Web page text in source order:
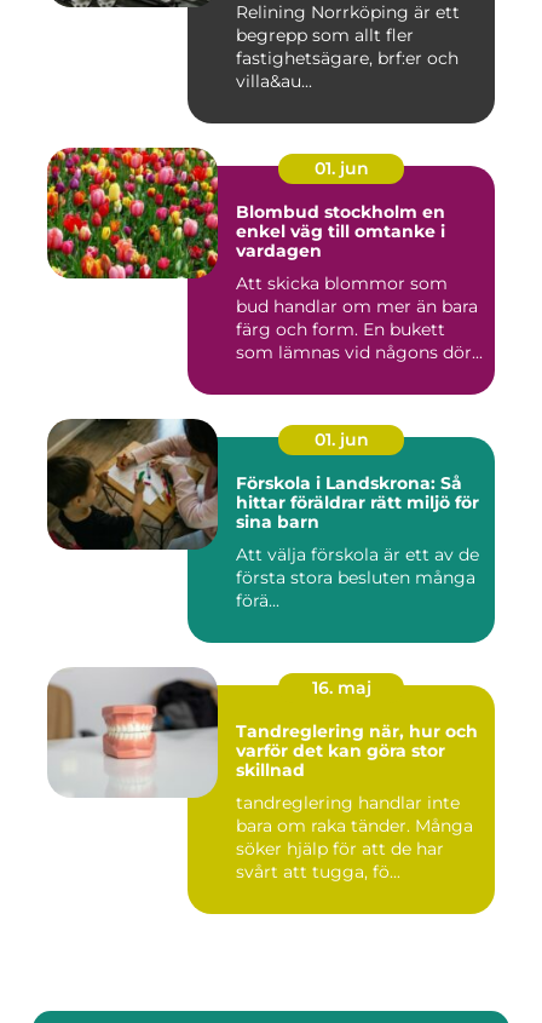
Relining Norrköping är ett
begrepp som allt fler
fastighetsägare, brf:er och
villa&au...
01. jun
Blombud stockholm en
enkel väg till omtanke i
vardagen
Att skicka blommor som
bud handlar om mer än bara
färg och form. En bukett
som lämnas vid någons dör...
01. jun
Förskola i Landskrona: Så
hittar föräldrar rätt miljö för
sina barn
Att välja förskola är ett av de
första stora besluten många
förä...
16. maj
Tandreglering när, hur och
varför det kan göra stor
skillnad
tandreglering handlar inte
bara om raka tänder. Många
söker hjälp för att de har
svårt att tugga, fö...